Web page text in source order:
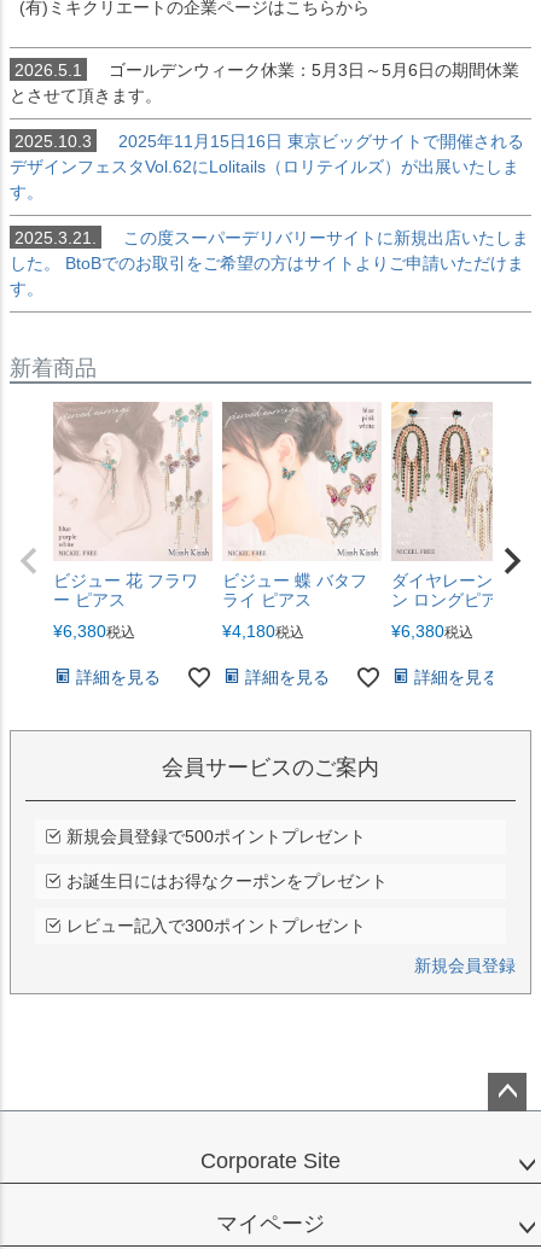
(有)ミキクリエートの企業ページはこちらから
2026.5.1
ゴールデンウィーク休業：5月3日～5月6日の期間休業
とさせて頂きます。
2025.10.3
2025年11月15日16日 東京ビッグサイトで開催される
デザインフェスタVol.62にLolitails（ロリテイルズ）が出展いたしま
す。
2025.3.21.
この度スーパーデリバリーサイトに新規出店いたしま
した。 BtoBでのお取引をご希望の方はサイトよりご申請いただけま
す。
新着商品
ビジュー 花 フラワ
ー ピアス
¥6,380税込
詳細を見る
ビジュー 蝶 バタフ
ライ ピアス
¥4,180税込
詳細を見る
ダイヤレーン チェ
ン ロングピアス
¥6,380税込
詳細を見る
会員サービスのご案内
新規会員登録で500ポイントプレゼント
お誕生日にはお得なクーポンをプレゼント
レビュー記入で300ポイントプレゼント
新規会員登録
Corporate Site
マイページ